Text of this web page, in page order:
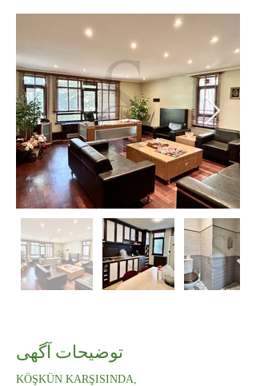
توضیحات آگهی
KÖŞKÜN KARŞISINDA,